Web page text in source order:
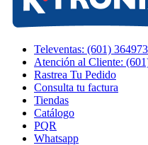
Televentas: (601)
Atención al Cliente:
Rastrea Tu Pedido
Consulta tu factura
Tiendas
Catálogo
PQR
Whatsapp